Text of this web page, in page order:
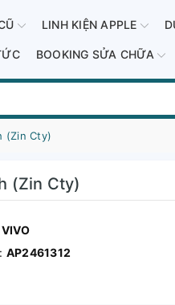
LINH KIỆN APPLE
BOOKING SỬA CHỮA
(Zin Cty)
(Zin Cty)
VIVO
AP2461312